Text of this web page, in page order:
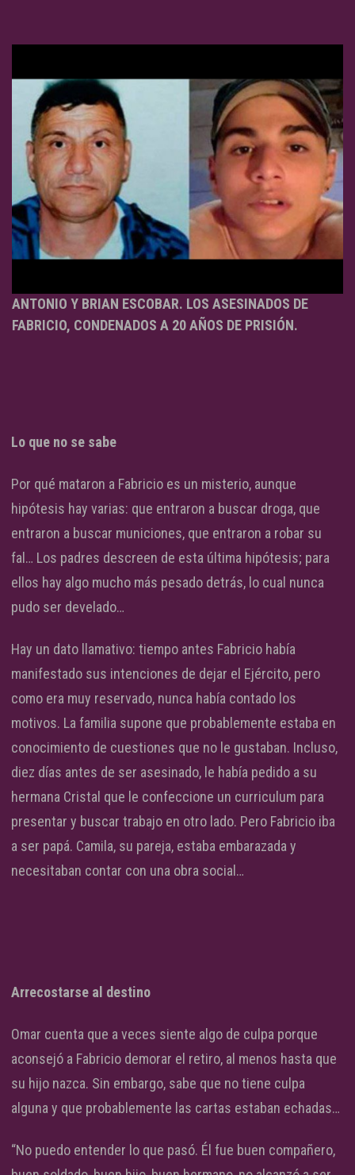
ANTONIO Y BRIAN ESCOBAR. LOS ASESINADOS DE
FABRICIO, CONDENADOS A 20 AÑOS DE PRISIÓN.
Lo que no se sabe
Por qué mataron a Fabricio es un misterio, aunque
hipótesis hay varias: que entraron a buscar droga, que
entraron a buscar municiones, que entraron a robar su
fal… Los padres descreen de esta última hipótesis; para
ellos hay algo mucho más pesado detrás, lo cual nunca
pudo ser develado…
Hay un dato llamativo: tiempo antes Fabricio había
manifestado sus intenciones de dejar el Ejército, pero
como era muy reservado, nunca había contado los
motivos. La familia supone que probablemente estaba en
conocimiento de cuestiones que no le gustaban. Incluso,
diez días antes de ser asesinado, le había pedido a su
hermana Cristal que le confeccione un curriculum para
presentar y buscar trabajo en otro lado. Pero Fabricio iba
a ser papá. Camila, su pareja, estaba embarazada y
necesitaban contar con una obra social…
Arrecostarse al destino
Omar cuenta que a veces siente algo de culpa porque
aconsejó a Fabricio demorar el retiro, al menos hasta que
su hijo nazca. Sin embargo, sabe que no tiene culpa
alguna y que probablemente las cartas estaban echadas…
“No puedo entender lo que pasó. Él fue buen compañero,